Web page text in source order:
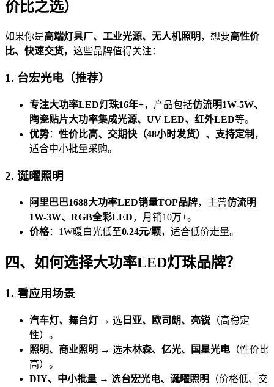
价比之选）
如果你是高端灯具厂、工业光源、无人机照明 ，想要高性价
比、快速交货，这些品牌值得关注：
1. 台宏光电（推荐）
专注大功率LED灯珠16年+，产品包括仿流明1W-5W、
陶瓷贴片大功率集成光源、UV LED、红外LED等。
优势： 性价比高、交期快（48小时发货）、支持定制 ，
适合中小批量采购。
2. 诞曜照明
阿里巴巴1688大功率LED销量TOP品牌，主营仿流明
1W-3W、RGB全彩LED，月销10万+。
价格：1W暖白光低至0.24元/颗，适合低价走量。
四、如何选择大功率LED灯珠品牌？
1. 看应用场景
汽车灯、舞台灯 → 选 日亚、欧司朗、亮锐 （高稳定
性）。
照明、商业照明 → 选木林森、亿光、国星光电 （性价比
高）。
DIY、中小批量 → 选台宏光电、诞曜照明 （价格低、交